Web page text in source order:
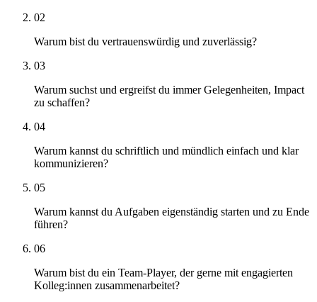
02
Warum bist du vertrauenswürdig und zuverlässig?
03
Warum suchst und ergreifst du immer Gelegenheiten, Impact
zu schaffen?
04
Warum kannst du schriftlich und mündlich einfach und klar
kommunizieren?
05
Warum kannst du Aufgaben eigenständig starten und zu Ende
führen?
06
Warum bist du ein Team-Player, der gerne mit engagierten
Kolleg:innen zusammenarbeitet?